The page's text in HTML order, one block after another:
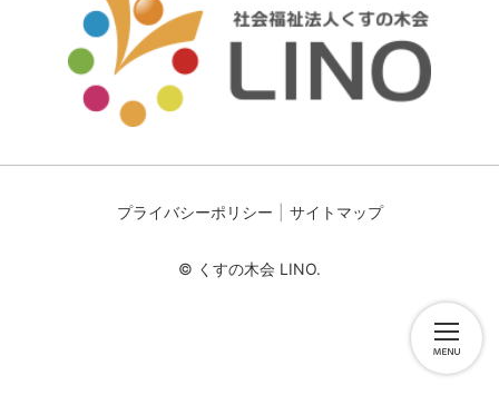
プライバシーポリシー サイトマップ
© くすの木会 LINO.